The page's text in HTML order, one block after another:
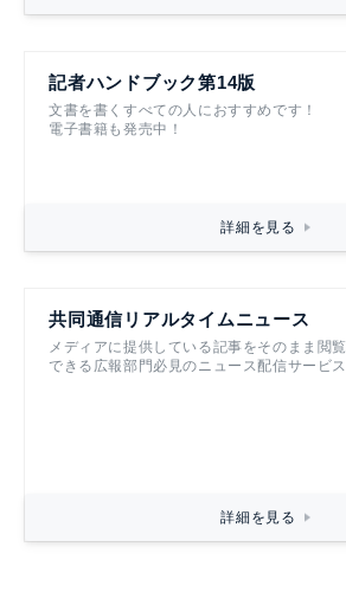
記者ハンドブック第14版
文書を書くすべての人におすすめです！
電子書籍も発売中！
詳細を見る
共同通信リアルタイムニュース
メディアに提供している記事をそのまま閲覧
できる広報部門必見のニュース配信サービス
詳細を見る